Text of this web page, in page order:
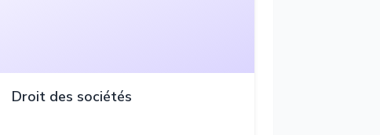
Droit des sociétés